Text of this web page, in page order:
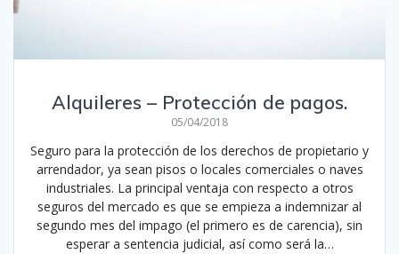
Alquileres – Protección de pagos.
05/04/2018
Seguro para la protección de los derechos de propietario y
arrendador, ya sean pisos o locales comerciales o naves
industriales. La principal ventaja con respecto a otros
seguros del mercado es que se empieza a indemnizar al
segundo mes del impago (el primero es de carencia), sin
esperar a sentencia judicial, así como será la…